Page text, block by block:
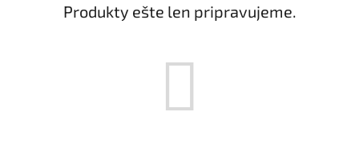
Produkty ešte len pripravujeme.